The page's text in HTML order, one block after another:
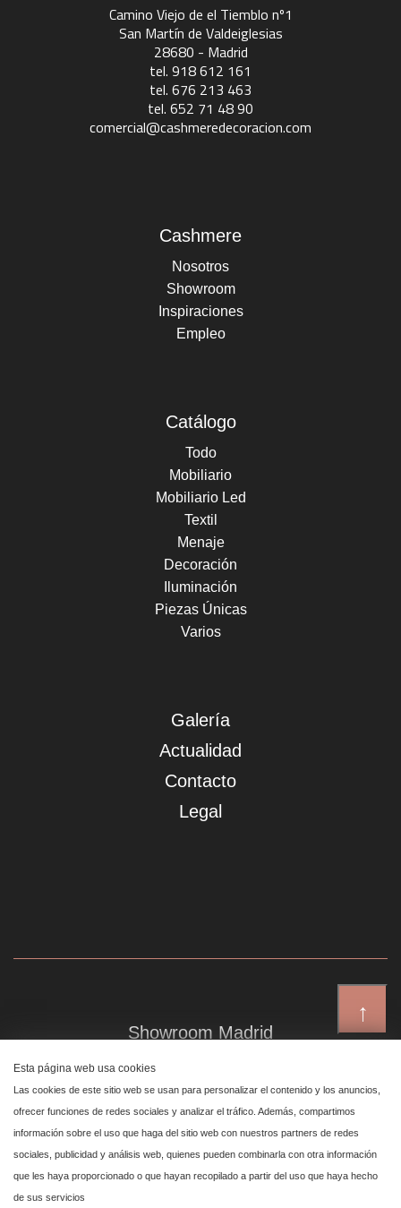
↑
Camino Viejo de el Tiemblo nº1
San Martín de Valdeiglesias
28680 - Madrid
tel. 918 612 161
tel. 676 213 463
tel. 652 71 48 90
comercial@cashmeredecoracion.com
Cashmere
Nosotros
Showroom
Inspiraciones
Empleo
Catálogo
Todo
Mobiliario
Mobiliario Led
Textil
Menaje
Decoración
Iluminación
Piezas Únicas
Varios
Galería
Actualidad
Contacto
Legal
Showroom Madrid
Plaza de Canalejas 6, 4 izq
Centro, 28014 Madrid
Showroom Marbella
Polígono Industrial de San Pedro de Alcántara,
calle Reino Unido, primera planta nave 24, 29670 Marbella
Esta página web usa cookies
Las cookies de este sitio web se usan para personalizar el contenido y los anuncios,
ofrecer funciones de redes sociales y analizar el tráfico. Además, compartimos
información sobre el uso que haga del sitio web con nuestros partners de redes
sociales, publicidad y análisis web, quienes pueden combinarla con otra información
que les haya proporcionado o que hayan recopilado a partir del uso que haya hecho
de sus servicios